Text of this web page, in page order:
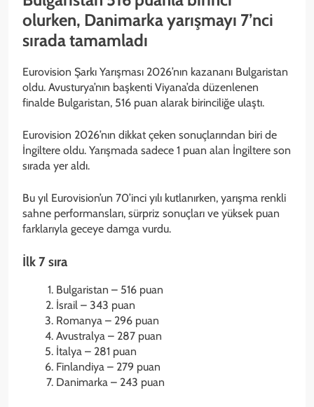
olurken, Danimarka yarışmayı 7’nci
sırada tamamladı
Eurovision Şarkı Yarışması 2026’nın kazananı Bulgaristan
oldu. Avusturya’nın başkenti Viyana’da düzenlenen
finalde Bulgaristan, 516 puan alarak birinciliğe ulaştı.
Eurovision 2026’nın dikkat çeken sonuçlarından biri de
İngiltere oldu. Yarışmada sadece 1 puan alan İngiltere son
sırada yer aldı.
Bu yıl Eurovision’un 70’inci yılı kutlanırken, yarışma renkli
sahne performansları, sürpriz sonuçları ve yüksek puan
farklarıyla geceye damga vurdu.
İlk 7 sıra
Bulgaristan – 516 puan
İsrail – 343 puan
Romanya – 296 puan
Avustralya – 287 puan
İtalya – 281 puan
Finlandiya – 279 puan
Danimarka – 243 puan